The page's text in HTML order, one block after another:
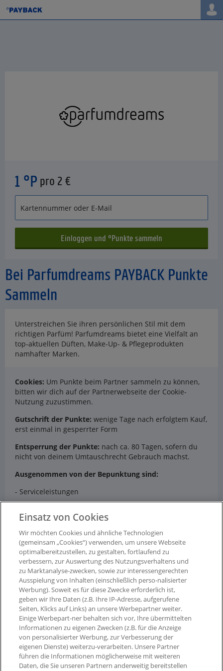
Bei Parfumdreams PAYBACK Punkte
Sammeln
Unterstreichen Sie ihren persönlichen Stil mit dem
richtigen Parfüm! Parfumdreams bietet eine Vielfalt an
top-aktuellen Düften, Make-Up- & Pflegeprodukten
namhafter Marken.
Cookies: Um Punkte beim Partner sammeln zu können,
bitten wir dich auf der Partnerwebseite der Cookie-
Nutzung zuzustimmen.
Gutschrift der Punkte: wenige Tage nach erfolgtem Kauf,
erst einmal in gesperrter Form
Entsperrung der Punkte: nach ca. 80 Tagen, sofern du
nicht von deinem Umtauschrecht Gebrauch machst.
Ausgenommen von der Bepunktung sind:
- Serviceleistungen
- Alle Einkäufe mit Einsatz von Gutscheinkarten
- Alle Einkäufe mit Gutschein-Codes, die nicht für
PAYBACK freigegeben sind
1 °P pro 2 €
Einsatz von Cookies
Wir möchten Cookies und ähnliche Technologien
(gemeinsam „Cookies“) verwenden, um unsere Webseite
optimalbereitzustellen, zu gestalten, fortlaufend zu
verbessern, zur Auswertung des Nutzungsverhaltens und
zu Marktanalyse-zwecken, sowie zur interessengerechten
Ausspielung von Inhalten (einschließlich perso-nalisierter
Werbung). Soweit es für diese Zwecke erforderlich ist,
geben wir Ihre Daten (z.B. Ihre IP-Adresse, aufgerufene
Seiten, Klicks auf Links) an unsere Werbepartner weiter.
Einige Werbepart-ner behalten sich vor, Ihre übermittelten
Informationen zu eigenen Zwecken (z.B. für die Anzeige
von personalisierter Werbung, zur Verbesserung der
eigenen Dienste) weiterzu-verarbeiten. Unsere Partner
führen die Informationen möglicherweise mit weiteren
Daten, die Sie unseren Partnern anderweitig bereitstellen